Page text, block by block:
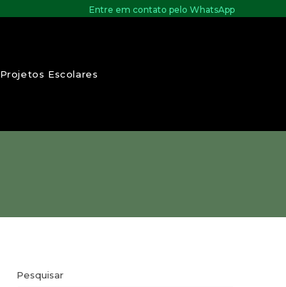
Entre em contato pelo WhatsApp
Projetos Escolares
Pesquisar